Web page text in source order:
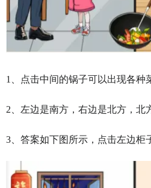
1、点击中间的锅子可以出现各种
2、左边是南方，右边是北方，北
3、答案如下图所示，点击左边柜